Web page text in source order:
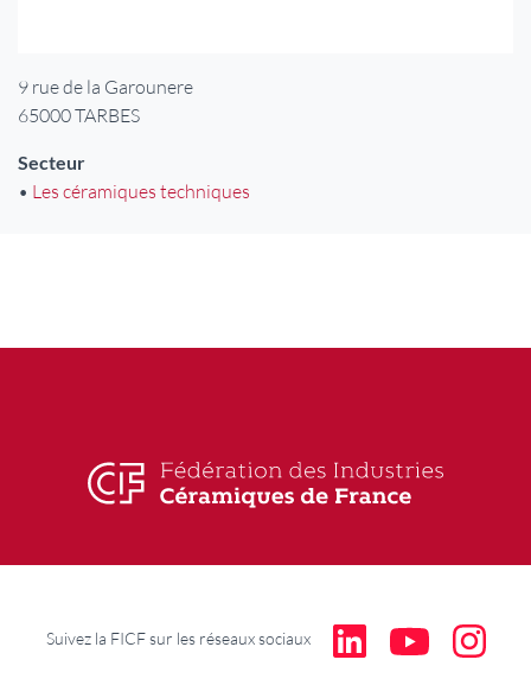
Adresse
9 rue de la Garounere
65000TARBES
Secteur
• Les céramiques techniques
Suivez la FICF sur les réseaux sociaux